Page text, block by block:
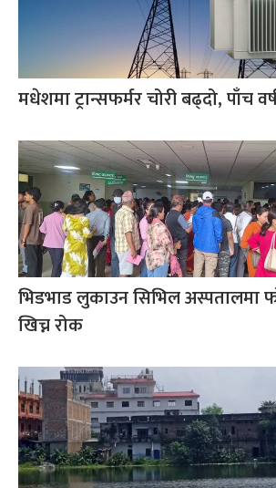
मधेशमा ट्रान्सफर्मर चोरी बढ्दो, पाँच
भिडभाड लुकाउन सिभिल अस्पतालमा
खिच्न रोक